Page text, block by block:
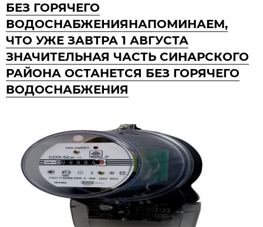
БЕЗ ГОРЯЧЕГО
ВОДОСНАБЖЕНИЯНАПОМИНАЕМ,
ЧТО УЖЕ ЗАВТРА 1 АВГУСТА
ЗНАЧИТЕЛЬНАЯ ЧАСТЬ СИНАРСКОГО
РАЙОНА ОСТАНЕТСЯ БЕЗ ГОРЯЧЕГО
ВОДОСНАБЖЕНИЯ